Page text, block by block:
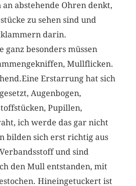
an abstehende Ohren denkt,
zu sehen sind und
darin.
ganz besonders müssen
Mullflicken.
Erstarrung hat sich
Augenbogen,
Pupillen,
ich werde das gar nicht
bilden sich erst richtig aus
und sind
den Mull entstanden, mit
Hineingetuckert ist